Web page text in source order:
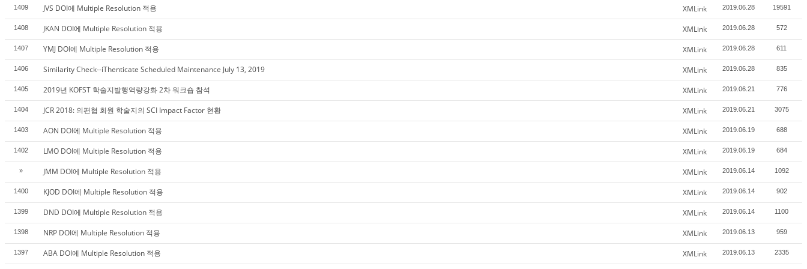
1409 JVS DOI에 Multiple Resolution 적용 XMLink 2019.06.28 19591
1408 JKAN DOI에 Multiple Resolution 적용 XMLink 2019.06.28 572
1407 YMJ DOI에 Multiple Resolution 적용 XMLink 2019.06.28 611
1406 Similarity Check--iThenticate Scheduled Maintenance July 13, 2019 XMLink 2019.06.28 835
1405 2019년 KOFST 학술지발행역량강화 2차 워크숍 참석 XMLink 2019.06.21 776
1404 JCR 2018: 의편협 회원 학술지의 SCI Impact Factor 현황 XMLink 2019.06.21 3075
1403 AON DOI에 Multiple Resolution 적용 XMLink 2019.06.19 688
1402 LMO DOI에 Multiple Resolution 적용 XMLink 2019.06.19 684
» JMM DOI에 Multiple Resolution 적용 XMLink 2019.06.14 1092
1400 KJOD DOI에 Multiple Resolution 적용 XMLink 2019.06.14 902
1399 DND DOI에 Multiple Resolution 적용 XMLink 2019.06.14 1100
1398 NRP DOI에 Multiple Resolution 적용 XMLink 2019.06.13 959
1397 ABA DOI에 Multiple Resolution 적용 XMLink 2019.06.13 2335